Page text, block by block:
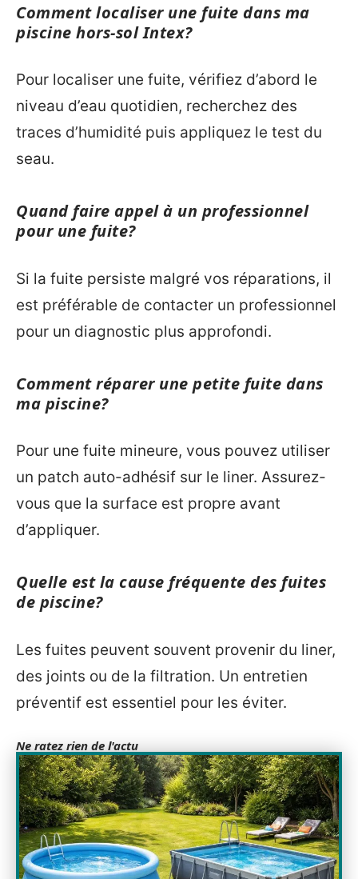
Comment localiser une fuite dans ma
piscine hors-sol Intex?
Pour localiser une fuite, vérifiez d’abord le
niveau d’eau quotidien, recherchez des
traces d’humidité puis appliquez le test du
seau.
Quand faire appel à un professionnel
pour une fuite?
Si la fuite persiste malgré vos réparations, il
est préférable de contacter un professionnel
pour un diagnostic plus approfondi.
Comment réparer une petite fuite dans
ma piscine?
Pour une fuite mineure, vous pouvez utiliser
un patch auto-adhésif sur le liner. Assurez-
vous que la surface est propre avant
d’appliquer.
Quelle est la cause fréquente des fuites
de piscine?
Les fuites peuvent souvent provenir du liner,
des joints ou de la filtration. Un entretien
préventif est essentiel pour les éviter.
Ne ratez rien de l'actu